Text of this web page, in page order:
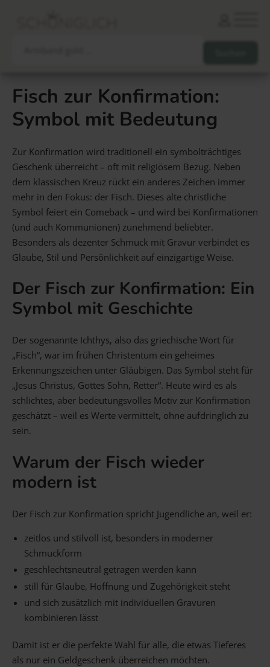
Armbänder
Partnerarmbänder
Schlüsselanhänger
Gesamtes Sortiment
Damen Herren Paare Freunde
Kinder
Allergiker
Trauernde Unternehmen mehr…
Die schönsten Gravuren
Gravur Designer – so geht’s
FAQ Häufig gestellte Fragen
Schmuck Ratgeber
Schneller Versand
Fisch zur Konfirmation:
Symbol mit Bedeutung
Zur Konfirmation wird traditionell ein symbolträchtiges
Geschenk überreicht – oft mit religiösem Bezug. Neben
dem klassischen Kreuz rückt ein anderes Zeichen immer
mehr in den Fokus: der Fisch. Dieses alte christliche
Symbol feiert ein Comeback – und wird bei Konfirmationen
(und auch Kommunionen) zunehmend beliebter.
Besonders als dezenter Schmuck mit Gravur verbindet es
Glaube, Stil und Persönlichkeit auf einzigartige Weise.
Der Fisch zur Konfirmation: Ein
Symbol mit Geschichte
Der sogenannte Ichthys, also das griechische Wort für
„Fisch“, war im frühen Christentum ein geheimes
Erkennungszeichen unter Gläubigen. Das Symbol steht für
„Jesus Christus, Gottes Sohn, Retter“. Heute wird es als
schlichtes, aber bedeutungsvolles Motiv zur Konfirmation
geschätzt – weil es Werte vermittelt, ohne aufdringlich zu
sein.
Warum der Fisch wieder
modern ist
Der Fisch zur Konfirmation spricht Jugendliche an, weil er:
zeitlos und stilvoll ist, besonders in moderner
Schmuckform
geschlechtsneutral getragen werden kann
still für Glaube, Hoffnung und Zugehörigkeit steht
und sich zusätzlich mit individuellen Gravuren
kombinieren lässt
Damit ist er die perfekte Wahl für alle, die etwas Tieferes
als nur ein Geldgeschenk überreichen möchten.